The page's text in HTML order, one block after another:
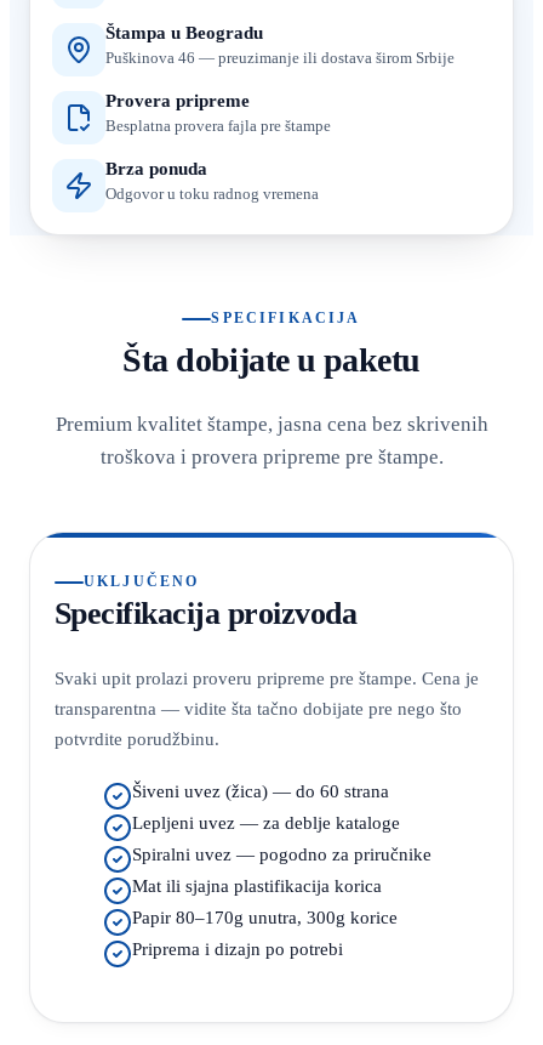
Štampa u Beogradu
Puškinova 46 — preuzimanje ili dostava širom Srbije
Provera pripreme
Besplatna provera fajla pre štampe
Brza ponuda
Odgovor u toku radnog vremena
SPECIFIKACIJA
Šta dobijate u paketu
Premium kvalitet štampe, jasna cena bez skrivenih
troškova i provera pripreme pre štampe.
UKLJUČENO
Specifikacija proizvoda
Svaki upit prolazi proveru pripreme pre štampe. Cena je
transparentna — vidite šta tačno dobijate pre nego što
potvrdite porudžbinu.
Šiveni uvez (žica) — do 60 strana
Lepljeni uvez — za deblje kataloge
Spiralni uvez — pogodno za priručnike
Mat ili sjajna plastifikacija korica
Papir 80–170g unutra, 300g korice
Priprema i dizajn po potrebi